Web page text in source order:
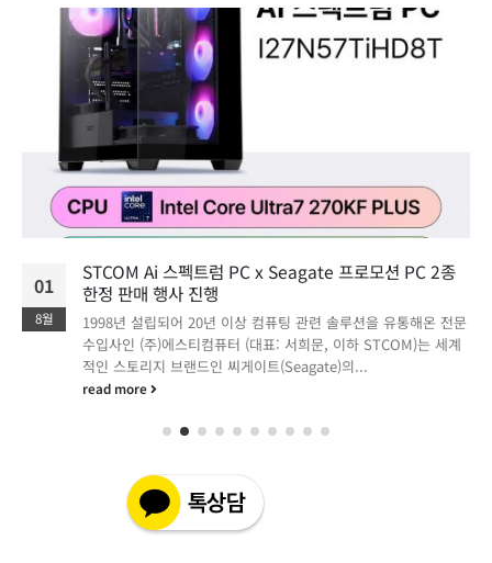
01
8월
STCOM Ai 스펙트럼 PC x Seagate 프로모션 PC 2종
한정 판매 행사 진행
1998년 설립되어 20년 이상 컴퓨팅 관련 솔루션을 유통해온 전문
수입사인 (주)에스티컴퓨터 (대표: 서희문, 이하 STCOM)는 세계
적인 스토리지 브랜드인 씨게이트(Seagate)의...
read more